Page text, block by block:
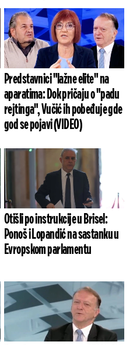
Predstavnici "lažne elite" na
aparatima: Dok pričaju o "padu
rejtinga", Vučić ih pobeđuje gde
god se pojavi (VIDEO)
Otišli po instrukcije u Brisel:
Ponoš i Lopandić na sastanku u
Evropskom parlamentu